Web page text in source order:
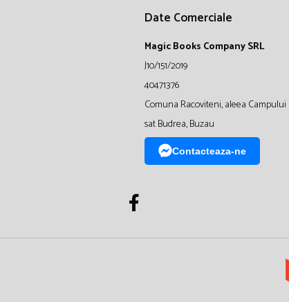
Date Comerciale
Magic Books Company SRL
J10/151/2019
40471376
Comuna Racoviteni, aleea
sat Budrea, Buzau
Contacteaza-ne